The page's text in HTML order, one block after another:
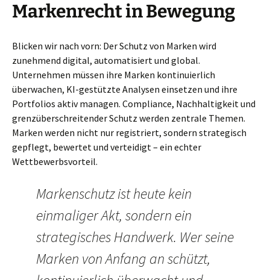
Markenrecht in Bewegung
Blicken wir nach vorn: Der Schutz von Marken wird
zunehmend digital, automatisiert und global.
Unternehmen müssen ihre Marken kontinuierlich
überwachen, KI-gestützte Analysen einsetzen und ihre
Portfolios aktiv managen. Compliance, Nachhaltigkeit und
grenzüberschreitender Schutz werden zentrale Themen.
Marken werden nicht nur registriert, sondern strategisch
gepflegt, bewertet und verteidigt – ein echter
Wettbewerbsvorteil.
Markenschutz ist heute kein
einmaliger Akt, sondern ein
strategisches Handwerk. Wer seine
Marken von Anfang an schützt,